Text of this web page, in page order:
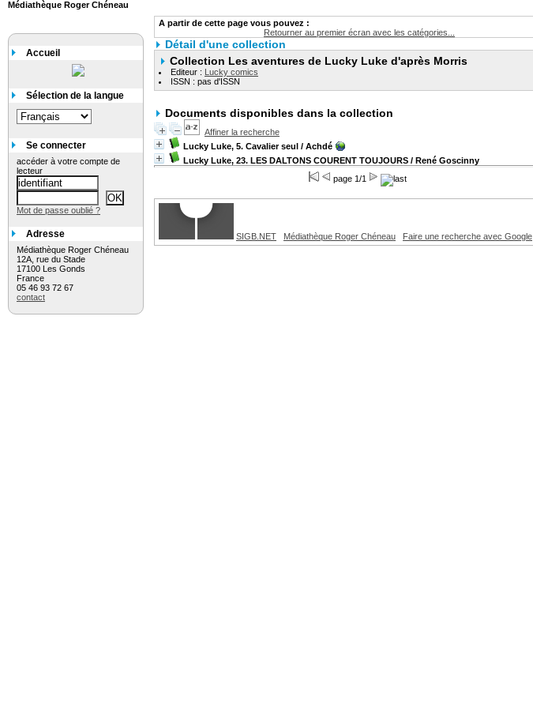
A partir de cette page vous pouvez :
Retourner au premier écran avec les catégories...
Détail d'une collection
Collection Les aventures de Lucky Luke d'après Morris
Editeur : Lucky comics
ISSN : pas d'ISSN
Documents disponibles dans la collection
Affiner la recherche
Lucky Luke, 5. Cavalier seul / Achdé
Lucky Luke, 23. LES DALTONS COURENT TOUJOURS / René Goscinny
page 1/1
SIGB.NET Médiathèque Roger Chéneau Faire une recherche avec Google
Médiathèque Roger Chéneau
Accueil
Sélection de la langue
Se connecter
accéder à votre compte de
lecteur
Mot de passe oublié ?
Adresse
Médiathèque Roger Chéneau
12A, rue du Stade
17100 Les Gonds
France
05 46 93 72 67
contact